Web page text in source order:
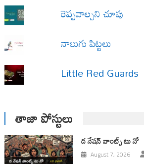
రెప్పవాల్చని చూపు
నాలుగు పిట్టలు
Little Red Guards
తాజా పోస్టులు
ద నేషన్ వాంట్స్ టు నో
August 7, 2026